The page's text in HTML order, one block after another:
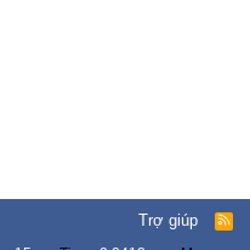
Trợ giúp
R